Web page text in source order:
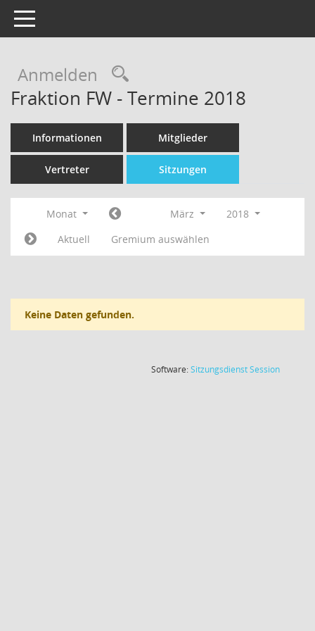
Toggle navigation
Anmelden Rechercheauswahl
Fraktion FW - Termine 2018
Informationen Mitglieder
Vertreter Sitzungen
Monat März
2018
Aktuell
Gremium auswählen
Keine Daten gefunden.
Software:SitzungsdienstSession(Wird in